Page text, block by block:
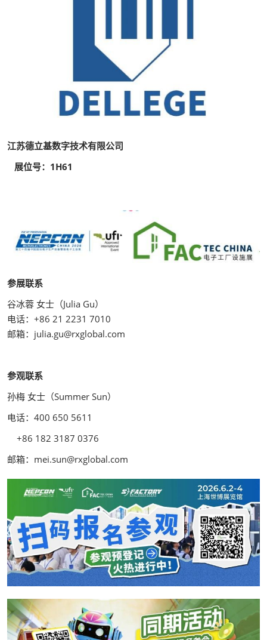
江苏德立基数字技术有限公司
展位号：1H61
参展联系
谷冰蓉 女士（Julia Gu）
电话：+86 21 2231 7010
邮箱：julia.gu@rxglobal.com
参观联系
孙梅 女士（Summer Sun）
电话：400 650 5611
+86 182 3187 0376
邮箱：mei.sun@rxglobal.com